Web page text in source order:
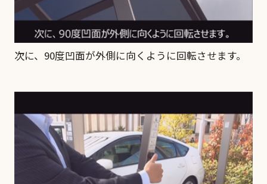
次に、90度凹面が外側に向くように回転させます。